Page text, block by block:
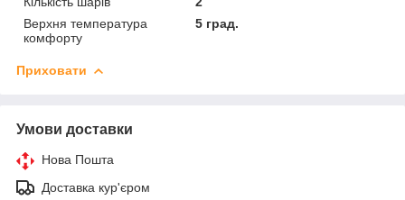
Верхня температура
комфорту
5 град.
Приховати
Умови доставки
Нова Пошта
Доставка кур'єром